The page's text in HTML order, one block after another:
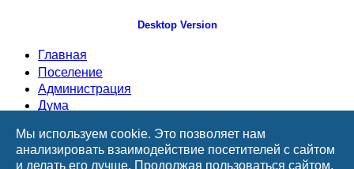
Desktop Version
Главная
Поселение
Администрация
Дума
ТОСы
Информация
Мы используем cookie. Это позволяет нам
анализировать взаимодействие посетителей с сайтом
и делать его лучше. Продолжая пользоваться сайтом,